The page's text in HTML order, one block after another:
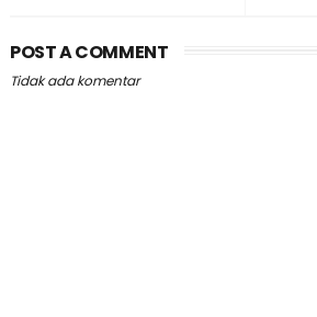
POST A COMMENT
Tidak ada komentar